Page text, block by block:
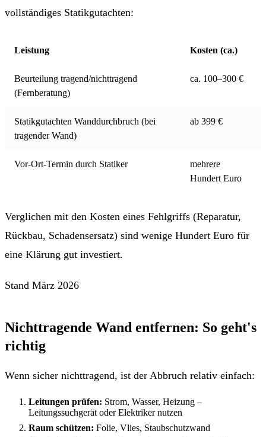
vollständiges Statikgutachten:
Leistung Kosten (ca.)
Beurteilung tragend/nichttragend
(Fernberatung)
ca. 100–300 €
Statikgutachten Wanddurchbruch (bei
tragender Wand)
ab 399 €
Vor-Ort-Termin durch Statiker
mehrere
Hundert Euro
Verglichen mit den Kosten eines Fehlgriffs (Reparatur,
Rückbau, Schadensersatz) sind wenige Hundert Euro für
eine Klärung gut investiert.
Stand März 2026
Nichttragende Wand entfernen: So geht's
richtig
Wenn sicher nichttragend, ist der Abbruch relativ einfach:
Leitungen prüfen: Strom, Wasser, Heizung –
Leitungssuchgerät oder Elektriker nutzen
Raum schützen: Folie, Vlies, Staubschutzwand